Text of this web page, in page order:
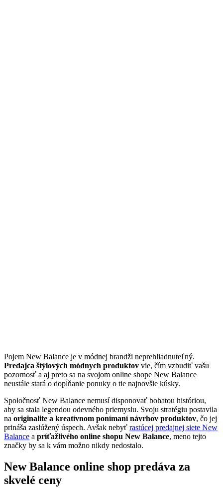
Pojem New Balance je v módnej brandži neprehliadnuteľný.
Predajca štýlových módnych produktov vie, čím vzbudiť vašu
pozornosť a aj preto sa na svojom online shope New Balance
neustále stará o dopĺňanie ponuky o tie najnovšie kúsky.
Spoločnosť New Balance nemusí disponovať bohatou históriou,
aby sa stala legendou odevného priemyslu. Svoju stratégiu postavila
na originalite a kreatívnom ponímaní návrhov produktov, čo jej
prináša zaslúžený úspech. Avšak nebyť rastúcej predajnej siete New
Balance a príťažlivého online shopu New Balance, meno tejto
značky by sa k vám možno nikdy nedostalo.
New Balance online shop predáva za
skvelé ceny